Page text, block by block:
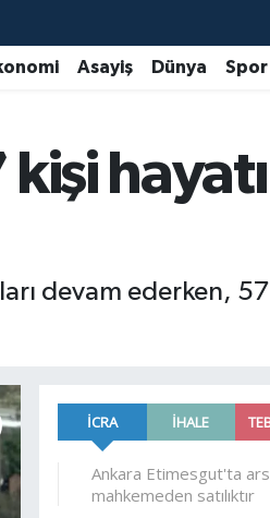
Asayiş Dünya Spor
devam ederken, 57